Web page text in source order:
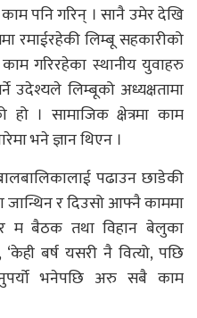
पनि गरिन् । सानै उमेर देखि
रमाईरहेकी लिम्बू सहकारीको
काम गरिरहेका स्थानीय युवाहरु
उदेश्यले लिम्बूको अध्यक्षतामा
। सामाजिक क्षेत्रमा काम
भने ज्ञान थिएन ।
पढाउन छाडेकी
जान्थिन र दिउसो आफ्नै काममा
म बैठक तथा विहान बेलुका
बर्ष यसरी नै वित्यो, पछि
भनेपछि अरु सबै काम